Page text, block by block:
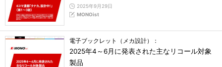
2025年9月29日
MONOist
電子ブックレット（メカ設計）：
2025年4～6月に発表された主なリコール対象
製品